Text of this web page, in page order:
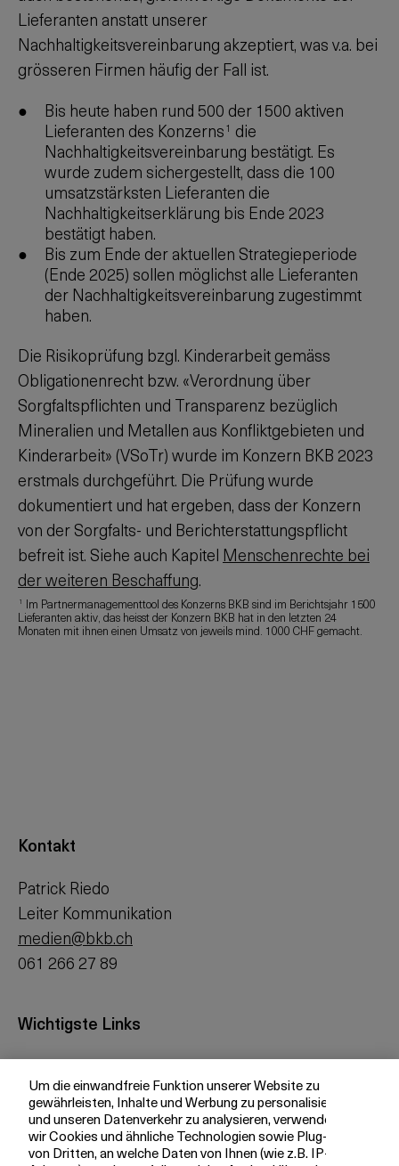
Lieferanten anstatt unserer
Nachhaltigkeitsvereinbarung akzeptiert, was v.a. bei
grösseren Firmen häufig der Fall ist.
Bis heute haben rund 500 der 1500 aktiven
Lieferanten des Konzerns1 die
Nachhaltigkeitsvereinbarung bestätigt. Es
wurde zudem sichergestellt, dass die 100
umsatzstärksten Lieferanten die
Nachhaltigkeitserklärung bis Ende 2023
bestätigt haben.
Bis zum Ende der aktuellen Strategieperiode
(Ende 2025) sollen möglichst alle Lieferanten
der Nachhaltigkeitsvereinbarung zugestimmt
haben.
Die Risikoprüfung bzgl. Kinderarbeit gemäss
Obligationenrecht bzw. «Verordnung über
Sorgfaltspflichten und Transparenz bezüglich
Mineralien und Metallen aus Konfliktgebieten und
Kinderarbeit» (VSoTr) wurde im Konzern BKB 2023
erstmals durchgeführt. Die Prüfung wurde
dokumentiert und hat ergeben, dass der Konzern
von der Sorgfalts- und Berichterstattungspflicht
befreit ist. Siehe auch Kapitel Menschenrechte bei
der weiteren Beschaffung.
1 Im Partnermanagementtool des Konzerns BKB sind im Berichtsjahr 1500
Lieferanten aktiv, das heisst der Konzern BKB hat in den letzten 24
Monaten mit ihnen einen Umsatz von jeweils mind. 1000 CHF gemacht.
Kontakt
Patrick Riedo
Leiter Kommunikation
medien@bkb.ch
061 266 27 89
Wichtigste Links
Investor Relations
Medien
bkb.ch
Um die einwandfreie Funktion unserer Website zu
gewährleisten, Inhalte und Werbung zu personalisieren
und unseren Datenverkehr zu analysieren, verwenden
wir Cookies und ähnliche Technologien sowie Plug-ins
von Dritten, an welche Daten von Ihnen (wie z.B. IP-